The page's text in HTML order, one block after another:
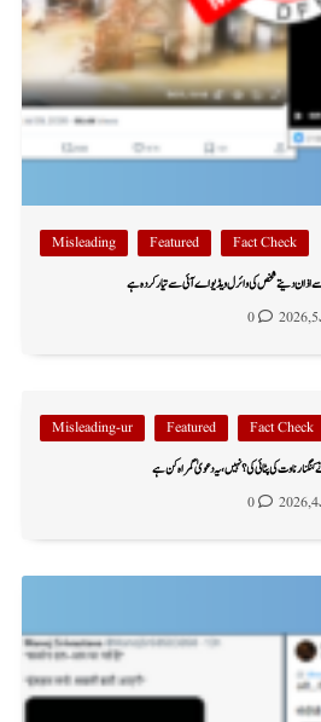
Fact Check
Featured
Misleading
اذان دیتے شخص کی وائرل ویڈیو اے آئی سے تیار کردہ ہے
0
Fact Check
Featured
Misleading-ur
رناوت کی پٹائی کی؟ نہیں، یہ دعویٰ گمراہ کن ہے
0